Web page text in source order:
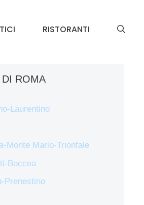
RISTORANTI
ROMA
Laurentino
Monte Mario-Trionfale
Boccea
Prenestino